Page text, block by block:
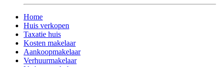
Home
Huis verkopen
Taxatie huis
Kosten makelaar
Aankoopmakelaar
Verhuurmakelaar